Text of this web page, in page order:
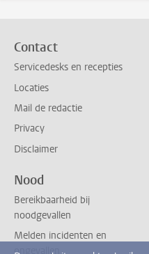
Contact
Servicedesks en recepties
Locaties
Mail de redactie
Privacy
Disclaimer
Nood
Bereikbaarheid bij
noodgevallen
Melden incidenten en
ongevallen